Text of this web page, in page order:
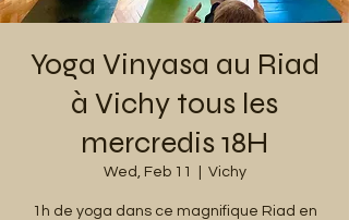
Yoga Vinyasa au Riad
à Vichy tous les
mercredis 18H
Wed, Feb 11 Vichy
1h de yoga dans ce magnifique Riad en